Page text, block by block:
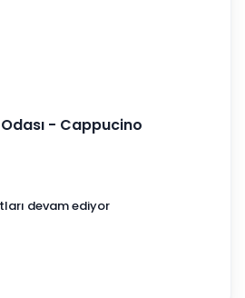
- Cappucino
devam ediyor